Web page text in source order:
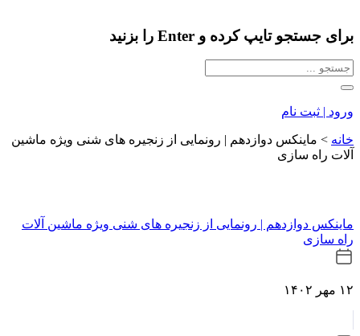
برای جستجو تایپ کرده و Enter را بزنید
ورود | ثبت نام
خانه > ماینکس دوازدهم | رونمایی از زنجیره های شنی ویژه ماشین
آلات راه سازی
ماینکس دوازدهم | رونمایی از زنجیره های شنی ویژه ماشین آلات
راه سازی
۱۲ مهر ۱۴۰۲